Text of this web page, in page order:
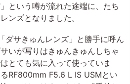
という噂が流れた途端に、たち
ンズとなりました。
ダサきゅんレンズ」と勝手に呼ん
いが写りはきゅんきゅんしちゃ
とても気に入って使っていま
RF800mm F5.6 L IS USMとい